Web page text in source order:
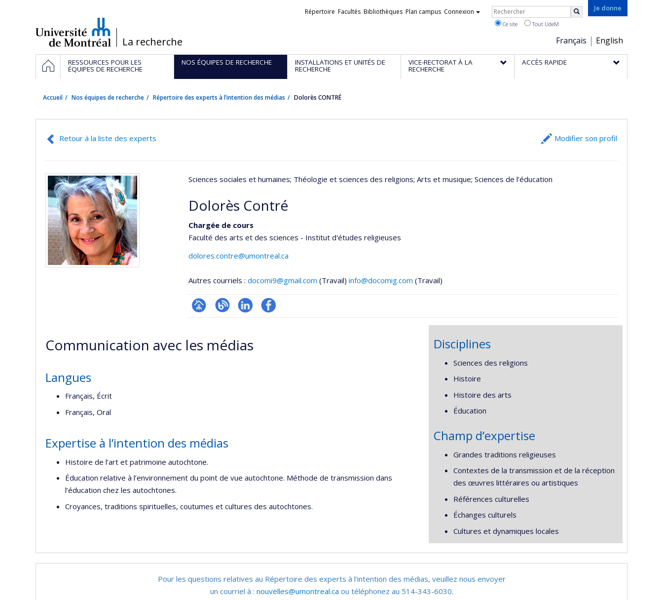
/La recherche
Je donne
Choix
de
la
Français English
Liens
Répertoire Facultés Bibliothèques Plan campus Connexion Rechercher
Ce site Tout UdeM
Navigation
principale
ACCUEILRESSOURCES POUR LES
ÉQUIPES DE RECHERCHE
NOS ÉQUIPES DE RECHERCHE INSTALLATIONS ET UNITÉS DE
RECHERCHE
VICE-RECTORAT À LA
RECHERCHE
ACCÈS RAPIDE
Accueil Nos équipes de recherche Répertoire des experts à l’intention des médias Dolorès CONTRÉ
Retour à la liste des experts Modifier son profil
Sciences sociales et humaines; Théologie et sciences des religions; Arts et musique; Sciences de l’éducation
Dolorès Contré
Chargée de cours
Faculté des arts et des sciences - Institut d'études religieuses
dolores.contre@umontreal.ca
Autres courriels : docomi9@gmail.com (Travail) info@docomig.com (Travail)
Page
(faculté,département,école)
BlogueLinkedInProfil
Communication avec les médias
Langues
Français, Écrit
Français, Oral
Expertise à l’intention des médias
Histoire de l’art et patrimoine autochtone.
Éducation relative à l’environnement du point de vue autochtone. Méthode de transmission dans
l’éducation chez les autochtones.
Croyances, traditions spirituelles, coutumes et cultures des autochtones.
Disciplines
Sciences des religions
Histoire
Histoire des arts
Éducation
Champ d’expertise
Grandes traditions religieuses
Contextes de la transmission et de la réception
des œuvres littéraires ou artistiques
Références culturelles
Échanges culturels
Cultures et dynamiques locales
Pour les questions relatives au Répertoire des experts à l’intention des médias, veuillez nous envoyer
un courriel à : nouvelles@umontreal.ca ou téléphonez au 514-343-6030.